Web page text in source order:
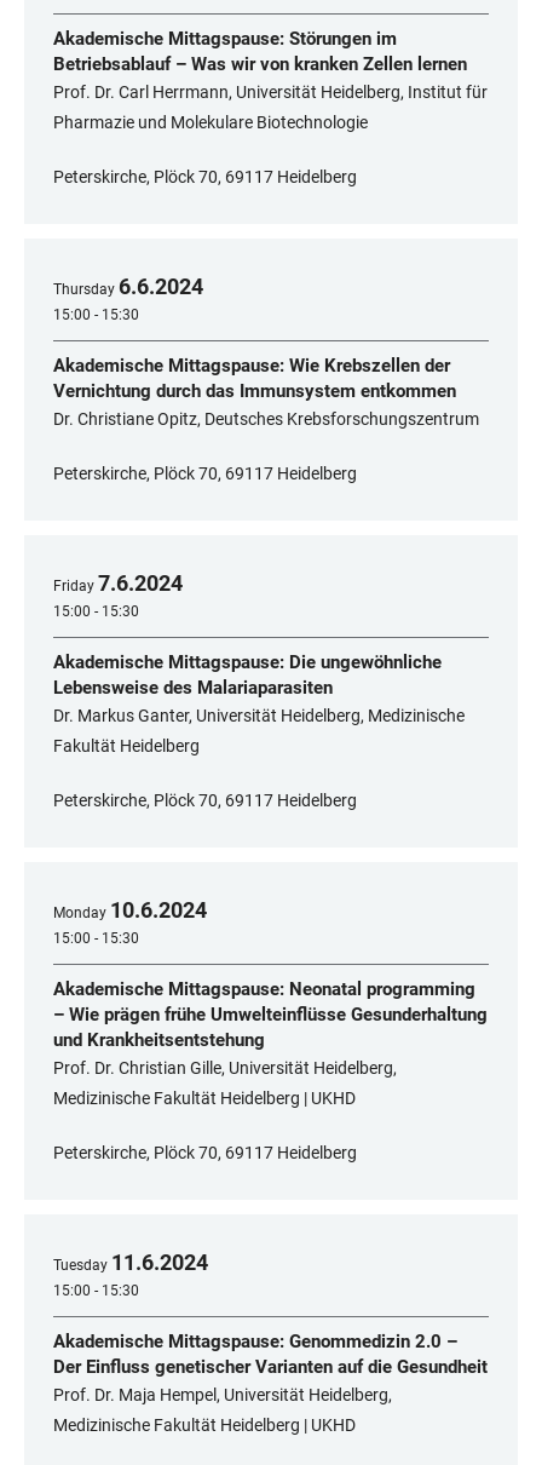
Akademische Mittagspause: Störungen im
Betriebsablauf – Was wir von kranken Zellen lernen
Prof. Dr. Carl Herrmann, Universität Heidelberg, Institut für
Pharmazie und Molekulare Biotechnologie
Peterskirche, Plöck 70, 69117 Heidelberg
Thursday 6.6.2024
15:00 - 15:30
Akademische Mittagspause: Wie Krebszellen der
Vernichtung durch das Immunsystem entkommen
Dr. Christiane Opitz, Deutsches Krebsforschungszentrum
Peterskirche, Plöck 70, 69117 Heidelberg
Friday 7.6.2024
15:00 - 15:30
Akademische Mittagspause: Die ungewöhnliche
Lebensweise des Malariaparasiten
Dr. Markus Ganter, Universität Heidelberg, Medizinische
Fakultät Heidelberg
Peterskirche, Plöck 70, 69117 Heidelberg
Monday 10.6.2024
15:00 - 15:30
Akademische Mittagspause: Neonatal programming
– Wie prägen frühe Umwelteinflüsse Gesunderhaltung
und Krankheitsentstehung
Prof. Dr. Christian Gille, Universität Heidelberg,
Medizinische Fakultät Heidelberg | UKHD
Peterskirche, Plöck 70, 69117 Heidelberg
Tuesday 11.6.2024
15:00 - 15:30
Akademische Mittagspause: Genommedizin 2.0 –
Der Einfluss genetischer Varianten auf die Gesundheit
Prof. Dr. Maja Hempel, Universität Heidelberg,
Medizinische Fakultät Heidelberg | UKHD